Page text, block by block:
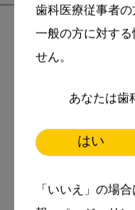
歯科医療従事者の
一般の方に対す
せん。
あなたは歯
はい
「いいえ」の場
2025・12・
で支えるお